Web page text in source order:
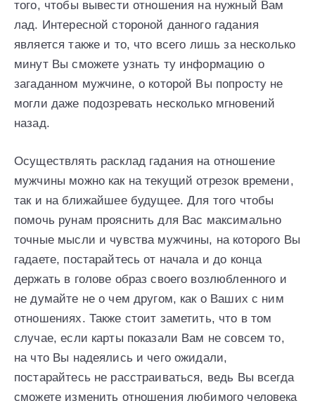
того, чтобы вывести отношения на нужный Вам
лад. Интересной стороной данного гадания
является также и то, что всего лишь за несколько
минут Вы сможете узнать ту информацию о
загаданном мужчине, о которой Вы попросту не
могли даже подозревать несколько мгновений
назад.
Осуществлять расклад гадания на отношение
мужчины можно как на текущий отрезок времени,
так и на ближайшее будущее. Для того чтобы
помочь рунам прояснить для Вас максимально
точные мысли и чувства мужчины, на которого Вы
гадаете, постарайтесь от начала и до конца
держать в голове образ своего возлюбленного и
не думайте не о чем другом, как о Ваших с ним
отношениях. Также стоит заметить, что в том
случае, если карты показали Вам не совсем то,
на что Вы надеялись и чего ожидали,
постарайтесь не расстраиваться, ведь Вы всегда
сможете изменить отношения любимого человека